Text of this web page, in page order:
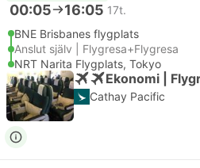
00:05 16:05 17t.
BNE Brisbanes flygplats
Anslut själv | Flygresa+Flygresa
NRT Narita Flygplats, Tokyo
Ekonomi |
Cathay Pacific